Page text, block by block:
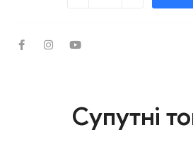
Супутні